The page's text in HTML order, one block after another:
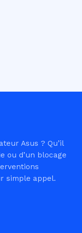
Asus ? Qu’il
ou d’un blocage
simple appel.